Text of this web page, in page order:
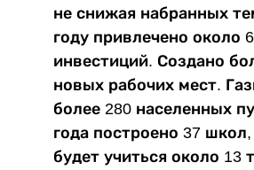
не снижая набранных
году привлечено около
инвестиций. Создано
новых рабочих мест.
более 280 населенных
года построено 37
будет учиться около 13